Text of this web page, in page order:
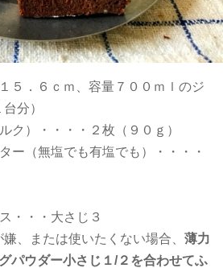
５．６ｃｍ、容量７００ｍｌのジ
分）
ク）・・・・２枚（９０ｇ）
ー（無塩でも有塩でも）・・・・
・・・大さじ３
嫌、または使いたくない場合、 薄力
パウダー小さじ１/２を合わせてふ